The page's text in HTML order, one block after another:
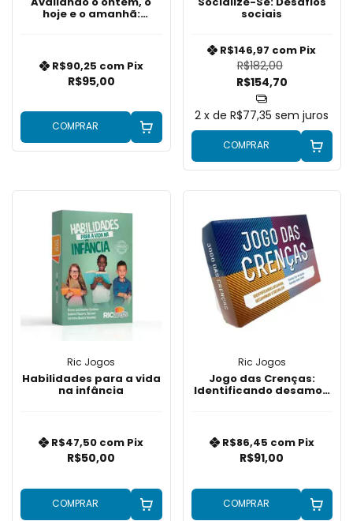
hoje e o amanhã:
R$95,00
R$90,25 com Pix
COMPRAR
sociais
R$182,00
R$154,70
R$146,97 com Pix
2 x deR$77,35 sem juros
COMPRAR
Ric Jogos
Habilidades para a vida
na infância
R$50,00
R$47,50 com Pix
COMPRAR
Ric Jogos
Jogo das Crenças:
Identificando desamor,
R$91,00
R$86,45 com Pix
COMPRAR